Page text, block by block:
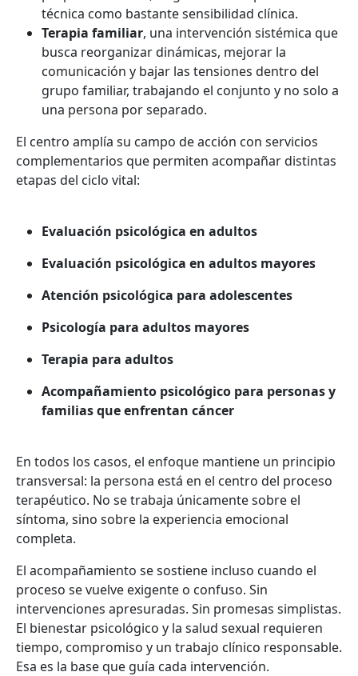
técnica como bastante sensibilidad clínica.
Terapia familiar, una intervención sistémica que
busca reorganizar dinámicas, mejorar la
comunicación y bajar las tensiones dentro del
grupo familiar, trabajando el conjunto y no solo a
una persona por separado.
El centro amplía su campo de acción con servicios
complementarios que permiten acompañar distintas
etapas del ciclo vital:
Evaluación psicológica en adultos
Evaluación psicológica en adultos mayores
Atención psicológica para adolescentes
Psicología para adultos mayores
Terapia para adultos
Acompañamiento psicológico para personas y
familias que enfrentan cáncer
En todos los casos, el enfoque mantiene un principio
transversal: la persona está en el centro del proceso
terapéutico. No se trabaja únicamente sobre el
síntoma, sino sobre la experiencia emocional
completa.
El acompañamiento se sostiene incluso cuando el
proceso se vuelve exigente o confuso. Sin
intervenciones apresuradas. Sin promesas simplistas.
El bienestar psicológico y la salud sexual requieren
tiempo, compromiso y un trabajo clínico responsable.
Esa es la base que guía cada intervención.